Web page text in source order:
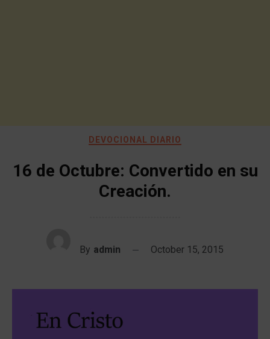
DEVOCIONAL DIARIO
16 de Octubre: Convertido en su
Creación.
By admin October 15, 2015